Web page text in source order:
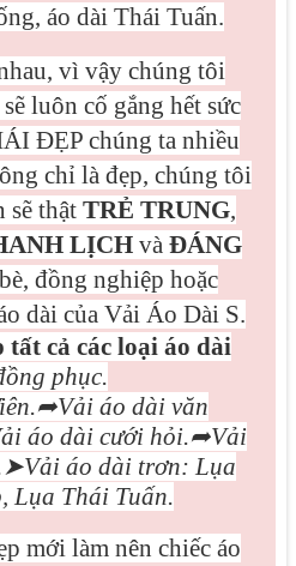
áo dài Thái Tuấn.
vì vậy chúng tôi
luôn cố gắng hết sức
ĐẸP chúng ta nhiều
chỉ là đẹp, chúng tôi
sẽ thật TRẺ TRUNG,
LỊCHvà ĐÁNG
đồng nghiệp hoặc
dài của Vải Áo Dài S.
cả các loại áo dài
phục.
➦Vải áo dài văn
áo dài cưới hỏi.➦Vải
➤Vải áo dài trơn: Lụa
Lụa Thái Tuấn.
mới làm nên chiếc áo